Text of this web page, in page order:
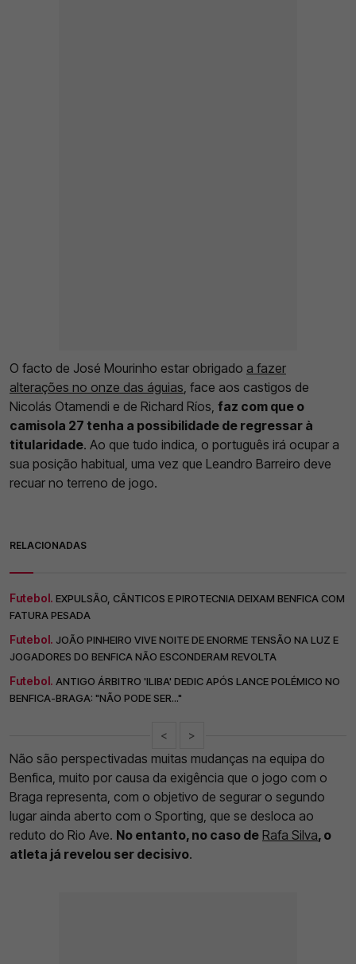
O facto de José Mourinho estar obrigado a fazer
alterações no onze das águias, face aos castigos de
Nicolás Otamendi e de Richard Ríos, faz com que o
camisola 27 tenha a possibilidade de regressar à
titularidade. Ao que tudo indica, o português irá ocupar a
sua posição habitual, uma vez que Leandro Barreiro deve
recuar no terreno de jogo.
RELACIONADAS
Futebol. EXPULSÃO, CÂNTICOS E PIROTECNIA DEIXAM BENFICA COM
FATURA PESADA
Futebol. JOÃO PINHEIRO VIVE NOITE DE ENORME TENSÃO NA LUZ E
JOGADORES DO BENFICA NÃO ESCONDERAM REVOLTA
Futebol. ANTIGO ÁRBITRO 'ILIBA' DEDIC APÓS LANCE POLÉMICO NO
BENFICA-BRAGA: "NÃO PODE SER..."
< >
Não são perspectivadas muitas mudanças na equipa do
Benfica, muito por causa da exigência que o jogo com o
Braga representa, com o objetivo de segurar o segundo
lugar ainda aberto com o Sporting, que se desloca ao
reduto do Rio Ave. No entanto, no caso de Rafa Silva, o
atleta já revelou ser decisivo.